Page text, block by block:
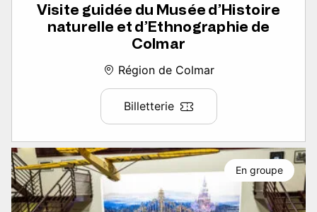
Visite guidée du Musée d’Histoire
naturelle et d’Ethnographie de
Colmar
Région de Colmar
Billetterie
En groupe